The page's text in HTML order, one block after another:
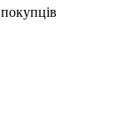
покупців